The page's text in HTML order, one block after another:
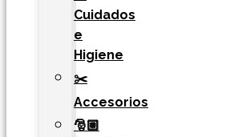
Cuidados
e
Higiene
✂️
Accesorios
🎅🏼